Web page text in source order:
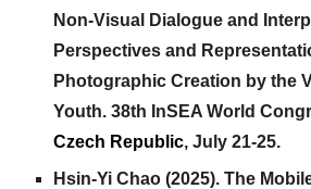
Non-Visual Dialogue and
Perspectives and
Photographic Creation by the
Youth. 38th InSEA World
Czech Republic,July 21-25.
Hsin-Yi Chao (2025).The